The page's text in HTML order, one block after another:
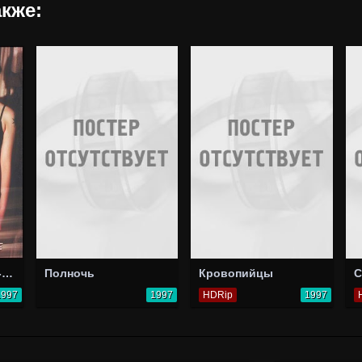
Я был подростком-душителем Полночь
1997
Кровопийцы
HDRip 1997